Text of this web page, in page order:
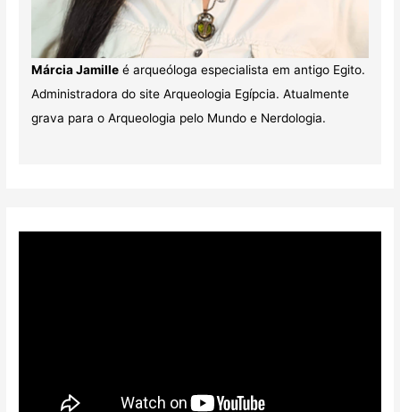
Márcia Jamilleé arqueóloga especialista em antigo Egito.
Administradora do site Arqueologia Egípcia. Atualmente
grava para o Arqueologia pelo Mundo e Nerdologia.